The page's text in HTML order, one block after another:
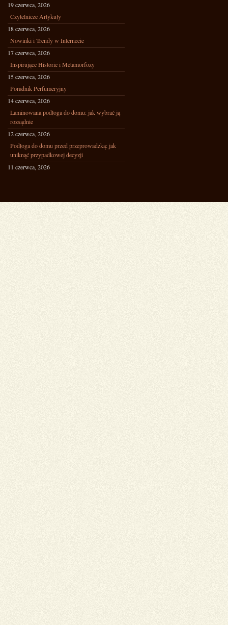
19 czerwca, 2026
Czytelnicze Artykuły
18 czerwca, 2026
Nowinki i Trendy w Internecie
17 czerwca, 2026
Inspirujące Historie i Metamorfozy
15 czerwca, 2026
Poradnik Perfumeryjny
14 czerwca, 2026
Laminowana podłoga do domu: jak wybrać ją
rozsądnie
12 czerwca, 2026
Podłoga do domu przed przeprowadzką: jak
uniknąć przypadkowej decyzji
11 czerwca, 2026